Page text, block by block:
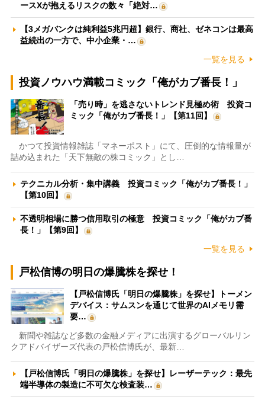
ースXが抱えるリスクの数々「絶対…
【3メガバンクは純利益5兆円超】銀行、商社、ゼネコンは最高
益続出の一方で、中小企業・…
一覧を見る
投資ノウハウ満載コミック「俺がカブ番長！」
「売り時」を逃さないトレンド見極め術 投資コ
ミック「俺がカブ番長！」【第11回】
かつて投資情報雑誌「マネーポスト」にて、圧倒的な情報量が
詰め込まれた「天下無敵の株コミック」とし…
テクニカル分析・集中講義 投資コミック「俺がカブ番長！」
【第10回】
不透明相場に勝つ信用取引の極意 投資コミック「俺がカブ番
長！」【第9回】
一覧を見る
戸松信博の明日の爆騰株を探せ！
【戸松信博氏「明日の爆騰株」を探せ】トーメン
デバイス：サムスンを通じて世界のAIメモリ需
要…
新聞や雑誌など多数の金融メディアに出演するグローバルリン
クアドバイザーズ代表の戸松信博氏が、最新…
【戸松信博氏「明日の爆騰株」を探せ】レーザーテック：最先
端半導体の製造に不可欠な検査装…